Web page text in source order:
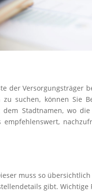
der Versorgungsträger
suchen, können Sie
dem Stadtnamen, wo
muss so
gibt. Wichtige